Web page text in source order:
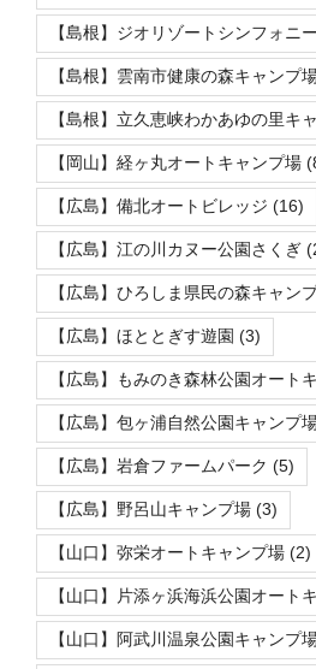
【島根】ジオリゾートシンフォニー
【島根】雲南市健康の森キャンプ
【島根】立久恵峡わかあゆの里キ
【岡山】経ヶ丸オートキャンプ場
【広島】備北オートビレッジ (16)
【広島】江の川カヌー公園さくぎ
【広島】ひろしま県民の森キャン
【広島】ほととぎす遊園 (3)
【広島】もみのき森林公園オート
【広島】包ヶ浦自然公園キャンプ
【広島】岩倉ファームパーク (5)
【広島】野呂山キャンプ場 (3)
【山口】弥栄オートキャンプ場 (2)
【山口】片添ヶ浜海浜公園オート
【山口】阿武川温泉公園キャンプ